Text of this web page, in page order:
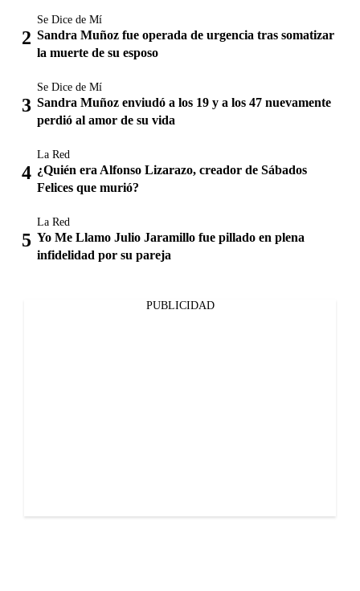
Se Dice de Mí
Sandra Muñoz fue operada de urgencia tras somatizar
la muerte de su esposo
Se Dice de Mí
Sandra Muñoz enviudó a los 19 y a los 47 nuevamente
perdió al amor de su vida
La Red
¿Quién era Alfonso Lizarazo, creador de Sábados
Felices que murió?
La Red
Yo Me Llamo Julio Jaramillo fue pillado en plena
infidelidad por su pareja
PUBLICIDAD